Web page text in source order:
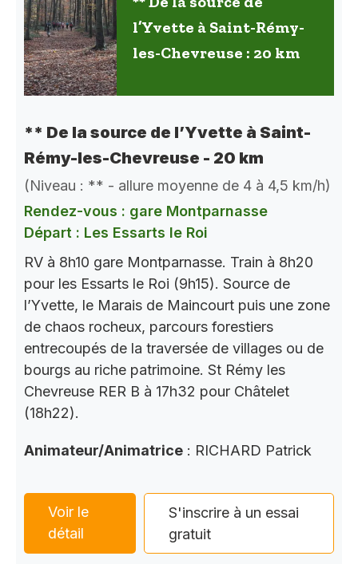
l’Yvette à Saint-Rémy-
les-Chevreuse : 20 km
** De la source de l’Yvette à Saint-
Rémy-les-Chevreuse - 20 km
(Niveau : ** - allure moyenne de 4 à 4,5 km/h)
Rendez-vous : gare Montparnasse
Départ : Les Essarts le Roi
RV à 8h10 gare Montparnasse. Train à 8h20
pour les Essarts le Roi (9h15). Source de
l’Yvette, le Marais de Maincourt puis une zone
de chaos rocheux, parcours forestiers
entrecoupés de la traversée de villages ou de
bourgs au riche patrimoine. St Rémy les
Chevreuse RER B à 17h32 pour Châtelet
(18h22).
Animateur/Animatrice : RICHARD Patrick
Voir le
détail
S'inscrire à un essai
gratuit